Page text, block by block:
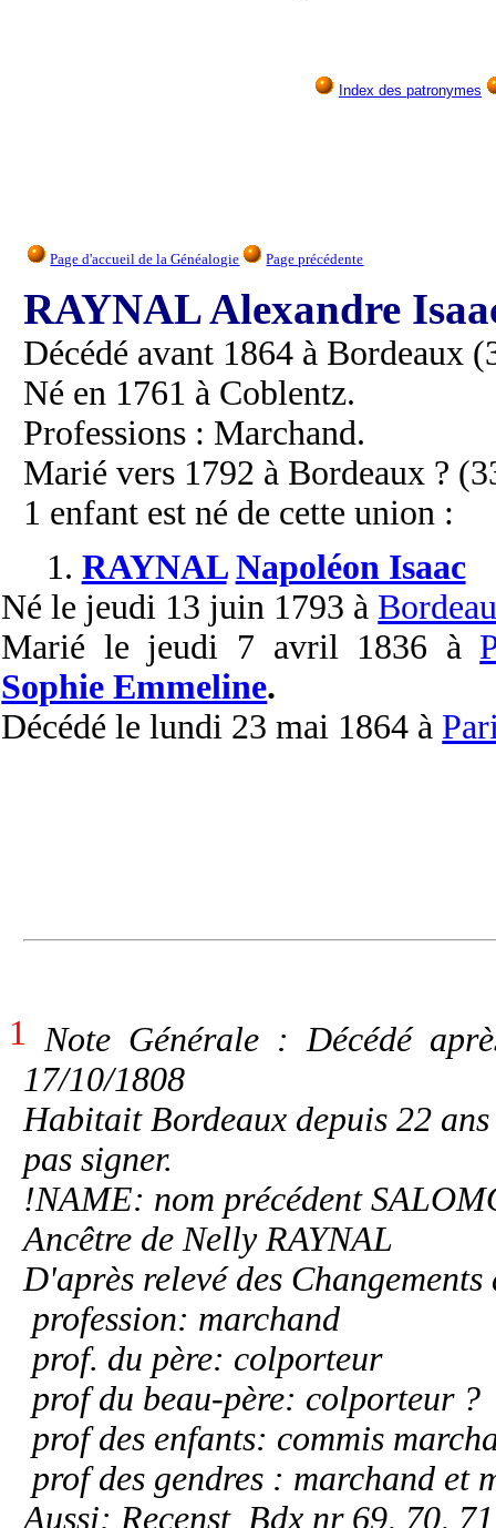
Index des patronymes
Page d'accueil de la Généalogie Page précédente
RAYNAL Alexandre
Décédé avant 1864 à Bordeaux
Né en 1761 à Coblentz.
Professions : Marchand.
Marié vers 1792 à Bordeaux ?
1 enfant est né de cette union :
1. RAYNAL Napoléon Isaac
Né le jeudi 13 juin 1793 à
Marié le jeudi 7 avril 1836 à
Sophie Emmeline.
Décédé le lundi 23 mai 1864 à
1 Note Générale : Décédé
17/10/1808
Habitait Bordeaux depuis 22
pas signer.
!NAME: nom précédent
Ancêtre de Nelly RAYNAL
D'après relevé des
profession: marchand
prof. du père: colporteur
prof du beau-père: colporteur ?
prof des enfants: commis
prof des gendres : marchand et
Aussi: Recenst Bdx nr 69, 70,